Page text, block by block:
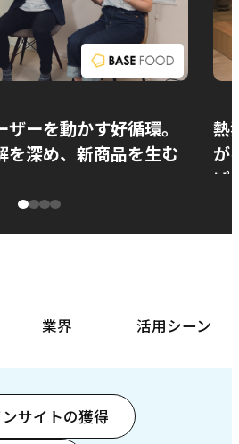
ーを動かす好循環。
を深め、新商品を生む
熱
が
ぱ
業界 活用シーン
サイトの獲得